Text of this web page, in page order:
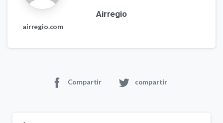
Airregio
airregio.com
Compartir compartir